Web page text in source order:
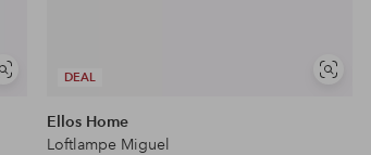
Se
DEAL
Se
Ellos Home
Loftlampe Miguel